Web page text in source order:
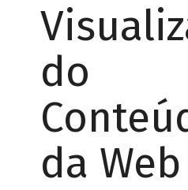
do
da Web